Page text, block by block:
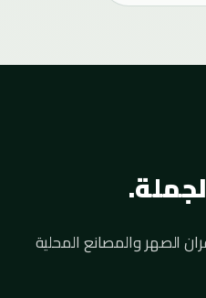
الصهر والمصانع المحلية